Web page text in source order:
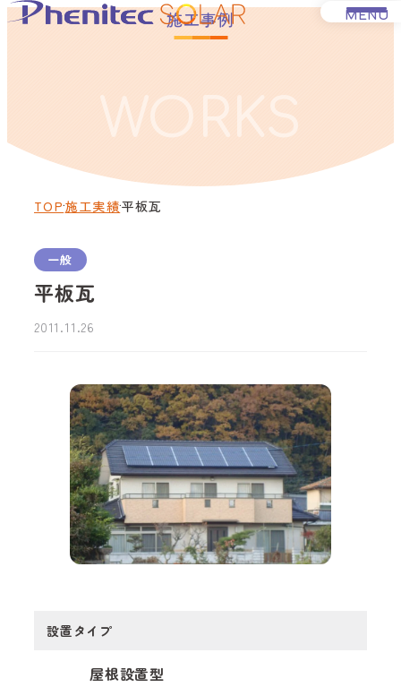
MENU
法人の方へ
一般の方へ
施工実績
会社概要
お知らせ
施工事例
WORKS
TOP施工実績平板瓦
一般
平板瓦
2011.11.26
設置タイプ
屋根設置型